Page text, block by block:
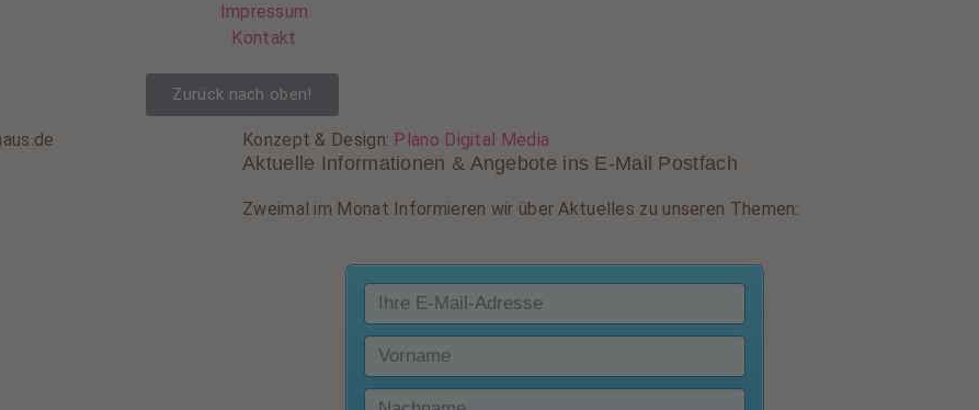
Impressum
Kontakt
Zurück nach oben!
Konzept & Design: Plano Digital Media
Aktuelle Informationen & Angebote ins E-Mail Postfach
Zweimal im Monat Informieren wir über Aktuelles zu unseren Themen: